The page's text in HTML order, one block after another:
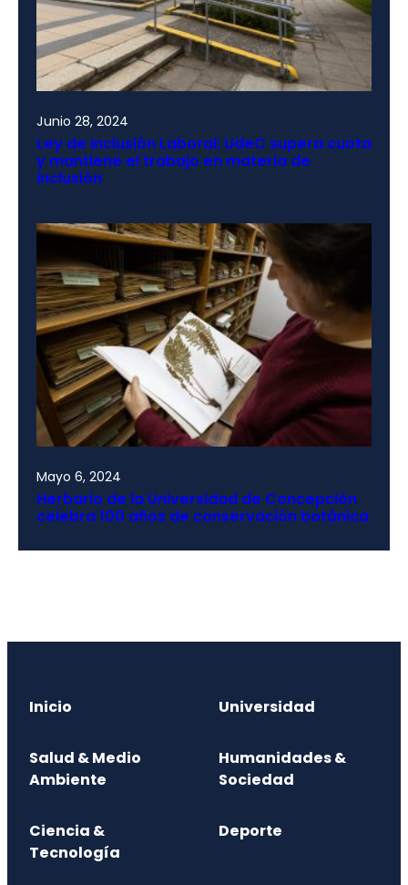
Junio 28, 2024
Ley de Inclusión Laboral: UdeC supera cuota
y mantiene el trabajo en materia de
inclusión
Mayo 6, 2024
Herbario de la Universidad de Concepción
celebra 100 años de conservación botánica
Inicio Universidad
Salud & Medio
Ambiente
Humanidades &
Sociedad
Ciencia &
Tecnología
Deporte